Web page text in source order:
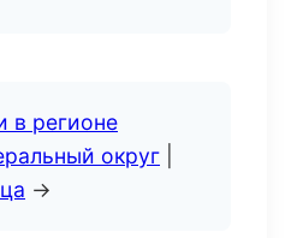
в регионе
округ
→